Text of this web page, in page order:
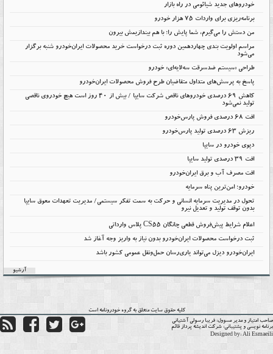
خودروهای جدید شیائومی در راه بازار
برنامه‌ریزی برای واردات ۷۵ هزار خودرو
من دستش را می‌گیرم، شما پایش را؛ با هم بیندازیمش بیرون
مراسم اولویت بندی چهاردهمین دوره ثبت درخواست خرید محصولات ایران‌خودرو شنبه برگزار
می‌شود
طراحی «سیستم ضدسرقت سه‌لایه‌ای» خودرو
پاسخ به پرسش‌های متداول متقاضیان طرح فروش محصولات ایران‌خودرو
کاهش ۶۹ درصدی خودروهای ناقص شرکت سایپا / بیش از ۴۰ روز است هیچ خودروی ناقصی
تولید نمی‌شود
افت 68 درصدی فروش پارس‌خودرو
ریزش 63 درصدی تولید پارس‌خودرو
دپوی خودرو در سایپا
افت ۳۹ درصدی تولید سایپا
افت مصرف آب و برق ایران‌خودرو
خودرو؛ امن‌ترین پناه سرمایه
تحول در مدیریت سرمایه انسانی و حرکت به سمت تفکر سیستمی/ مدیریت تعهدات معوق سایپا
بدون توقف تولید و تعدیل نیرو
اعلام شرایط پیش‌فروش قطعی چانگان CS55 پلاس وارداتی
ثبت درخواست محصولات ایران‌خودرو بدون نیاز به واریز وجه آغاز شد
ایران‌خودرو دیزل می‌تواند یاری‌رسان حمل‌ونقل عمومی کشور باشد
آرشیو
کلیه حقوق سایت متعلق به گروهخودرونامهاست
امتیاز و مدیر مسوول: فریبا رسولی آشتیانی
نویسی و پشتیبانی: شرکت اندیشه پرداز قائم
Designed by: Ali